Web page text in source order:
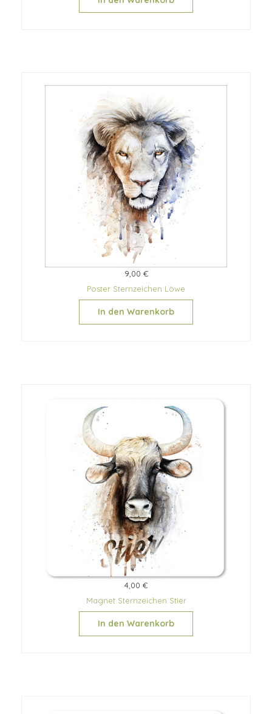
9,00 €
Poster Sternzeichen Löwe
In den Warenkorb
4,00 €
Magnet Sternzeichen Stier
In den Warenkorb